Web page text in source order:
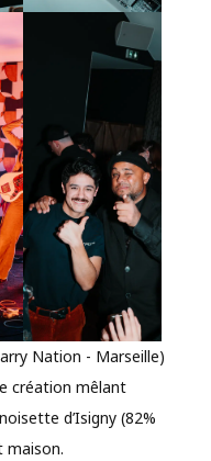
Nation - Marseille)
création mêlant
d’Isigny (82%
maison.